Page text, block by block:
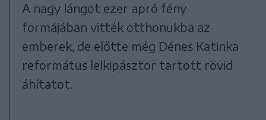
A nagy lángot ezer apró fény
formájában vitték otthonukba az
emberek, de előtte még Dénes Katinka
református lelkipásztor tartott rövid
áhítatot.